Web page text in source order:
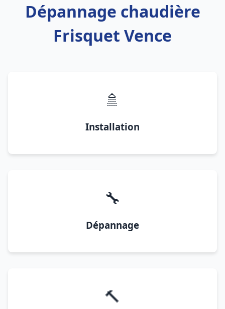
Dépannage chaudière
Frisquet Vence
🚿
Installation
🔧
Dépannage
🔨